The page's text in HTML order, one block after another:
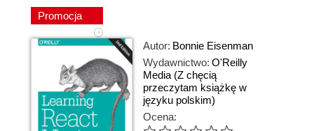
Promocja
Autor: Bonnie Eisenman
Wydawnictwo: O'Reilly
Media (Z chęcią
przeczytam książkę w
języku polskim)
Ocena: